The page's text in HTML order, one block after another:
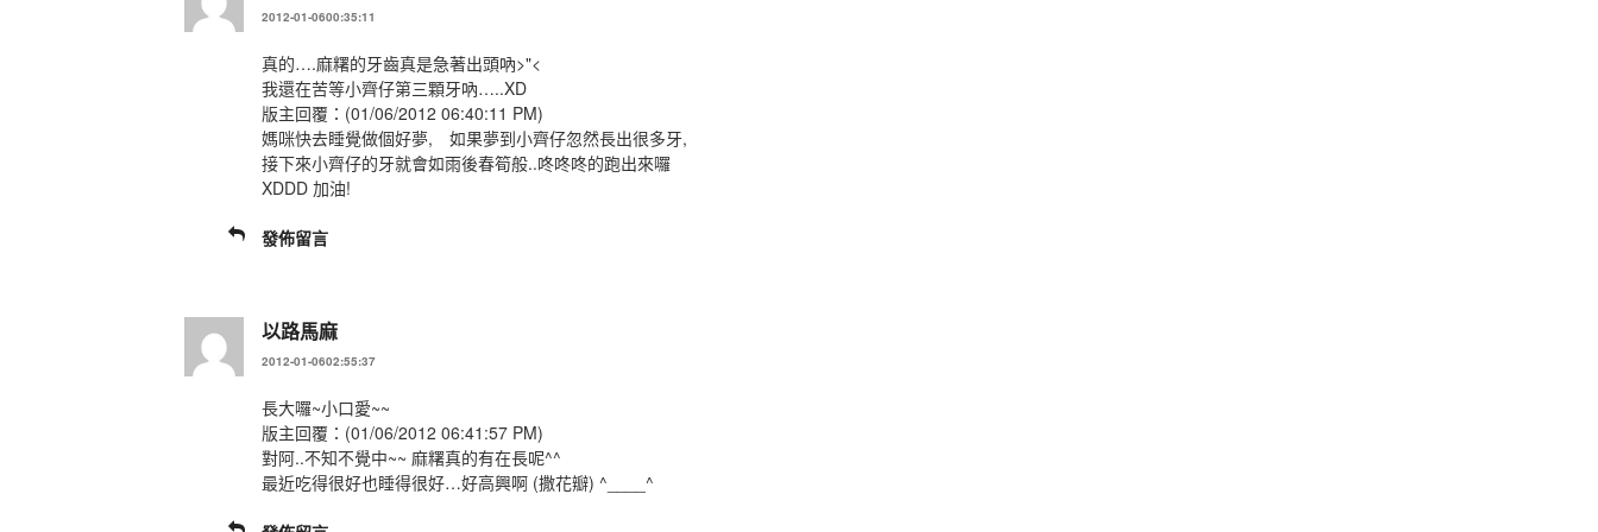
2012-01-0600:35:11
真的….麻糬的牙齒真是急著出頭吶>"<
我還在苦等小齊仔第三顆牙吶…..XD
版主回覆：(01/06/2012 06:40:11 PM)
媽咪快去睡覺做個好夢, 如果夢到小齊仔忽然長出很多牙,
接下來小齊仔的牙就會如雨後春筍般..咚咚咚的跑出來囉
XDDD 加油!
發佈留言
以路馬麻
2012-01-0602:55:37
長大囉~小口愛~~
版主回覆：(01/06/2012 06:41:57 PM)
對阿..不知不覺中~~ 麻糬真的有在長呢^^
最近吃得很好也睡得很好…好高興啊 (撒花瓣) ^____^